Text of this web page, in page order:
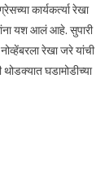
कार्यकर्त्या रेखा
यश आलं आहे. सुपारी
रेखा जरे यांची
थोडक्यात घडामोडीच्या